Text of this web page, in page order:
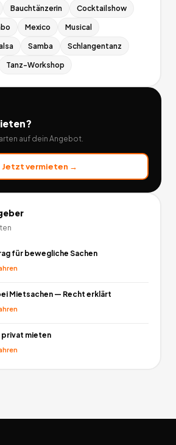
Bauchtänzerin Cocktailshow
Mexico Musical
Samba Schlangentanz
Tanz-Workshop
auf dein Angebot.
Jetzt vermieten →
für bewegliche Sachen
Mietsachen — Recht erklärt
mieten